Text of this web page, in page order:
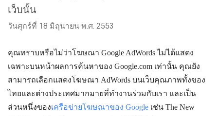
เว็บนั้น
วันศุกร์ที่ 18 มิถุนายน พ.ศ. 2553
คุณทราบหรือไม่ว่าโฆษณา Google AdWords ไม่ได้แสดง
เฉพาะบนหน้าผลการค้นหาของ Google.com เท่านั้น คุณยัง
สามารถเลือกแสดงโฆษณา AdWords บนเว็บคุณภาพทั้งของ
ไทยและต่างประเทศมากมายที่ทำงานร่วมกับเรา และเป็น
ส่วนหนึ่งของเครือข่ายโฆษณาของ Google เช่น The New